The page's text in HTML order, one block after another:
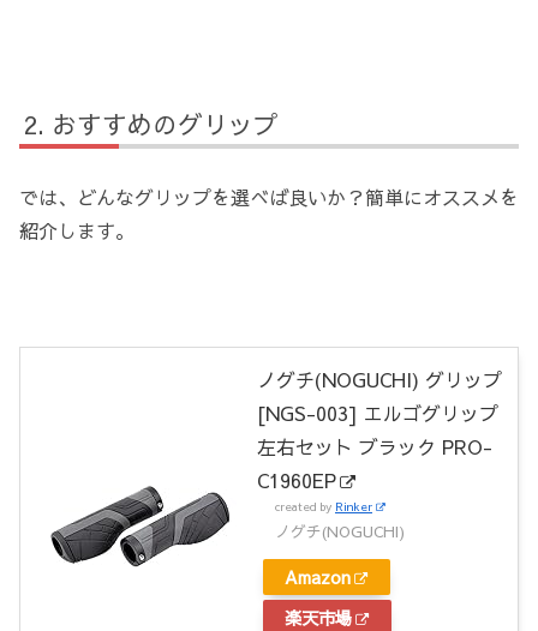
おすすめのグリップ
では、どんなグリップを選べば良いか？簡単にオススメを
紹介します。
ノグチ(NOGUCHI) グリップ
[NGS-003] エルゴグリップ
左右セット ブラック PRO-
C1960EP
created by Rinker
ノグチ(NOGUCHI)
Amazon
楽天市場